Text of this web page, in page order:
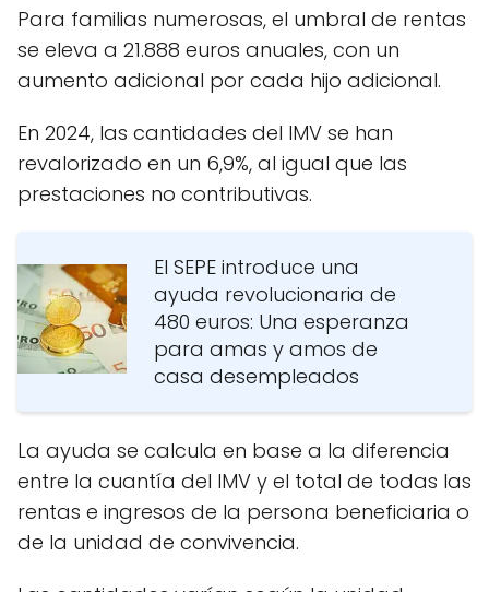
Para familias numerosas, el umbral de rentas
se eleva a 21.888 euros anuales, con un
aumento adicional por cada hijo adicional.
En 2024, las cantidades del IMV se han
revalorizado en un 6,9%, al igual que las
prestaciones no contributivas.
El SEPE introduce una
ayuda revolucionaria de
480 euros: Una esperanza
para amas y amos de
casa desempleados
La ayuda se calcula en base a la diferencia
entre la cuantía del IMV y el total de todas las
rentas e ingresos de la persona beneficiaria o
de la unidad de convivencia.